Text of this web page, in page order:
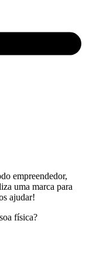
empreendedor,
uma marca para
ajudar!
física?